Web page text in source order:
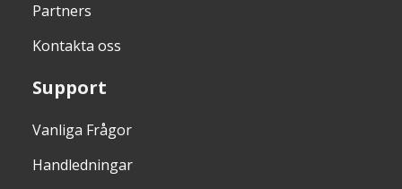
Partners
Kontakta oss
Support
Vanliga Frågor
Handledningar